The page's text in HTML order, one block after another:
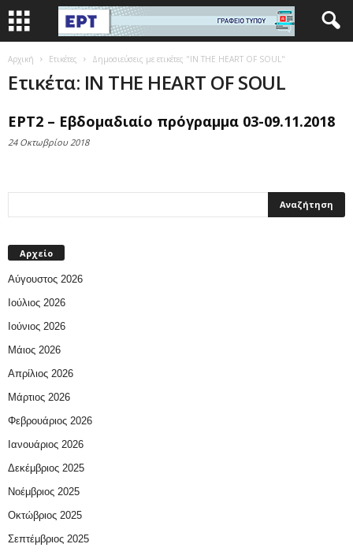
Αρχική Ετικέτες Δημοσιεύσεις με ετικέτες "IN THE HEART OF SOUL"
Ετικέτα: IN THE HEART OF SOUL
ΕΡΤ2 – Εβδομαδιαίο πρόγραμμα 03-09.11.2018
24 Οκτωβρίου 2018
Αρχείο
Αύγουστος 2026
Ιούλιος 2026
Ιούνιος 2026
Μάιος 2026
Απρίλιος 2026
Μάρτιος 2026
Φεβρουάριος 2026
Ιανουάριος 2026
Δεκέμβριος 2025
Νοέμβριος 2025
Οκτώβριος 2025
Σεπτέμβριος 2025